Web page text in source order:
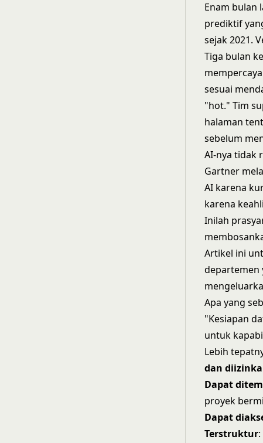
Enam bulan
prediktif
sejak 2021.
Tiga bulan
sesuai
"hot." Tim
halaman
sebelum
AI-nya tidak
Gartner
AI karena
karena
Inilah
Artikel ini
departemen
Apa yang
"Kesiapan
untuk
Lebih
dan
Dapat
proyek
Dapat
Terstruktur